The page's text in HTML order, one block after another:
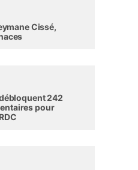
Cissé,
242
pour